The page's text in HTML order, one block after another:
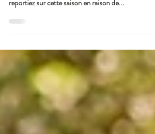
Vous avez décidé de vous marier en automne/
Que cela soit votre idée de départ ou que vous